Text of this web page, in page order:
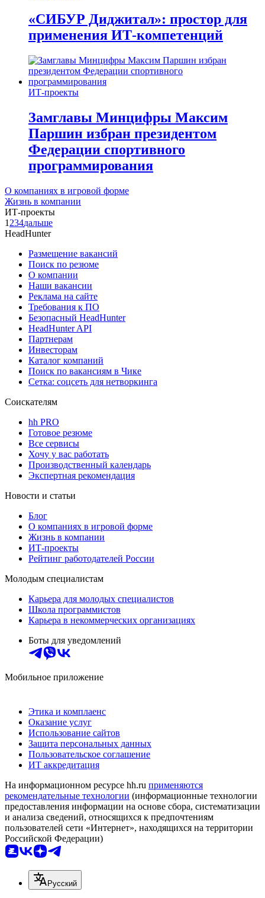
«СИБУР Диджитал»: простор для
применения ИТ-компетенций
ИТ-проекты
Замглавы Минцифры Максим
Паршин избран президентом
Федерации спортивного
программирования
О компаниях в игровой форме
Жизнь в компании
ИТ-проекты
1 234дальше
HeadHunter
Размещение вакансий
Поиск по резюме
О компании
Наши вакансии
Реклама на сайте
Требования к ПО
Безопасный HeadHunter
HeadHunter API
Партнерам
Инвесторам
Каталог компаний
Поиск по вакансиям в Чике
Сетка: соцсеть для нетворкинга
Соискателям
hh PRO
Готовое резюме
Все сервисы
Хочу у вас работать
Производственный календарь
Экспертная рекомендация
Новости и статьи
Блог
О компаниях в игровой форме
Жизнь в компании
ИТ-проекты
Рейтинг работодателей России
Молодым специалистам
Карьера для молодых специалистов
Школа программистов
Карьера в некоммерческих организациях
Боты для уведомлений
Мобильное приложение
Этика и комплаенс
Оказание услуг
Использование сайтов
Защита персональных данных
Пользовательское соглашение
ИТ аккредитация
На информационном ресурсе hh.ru применяются
рекомендательные технологии (информационные технологии
предоставления информации на основе сбора, систематизации
и анализа сведений, относящихся к предпочтениям
пользователей сети «Интернет», находящихся на территории
Российской Федерации)
Русский